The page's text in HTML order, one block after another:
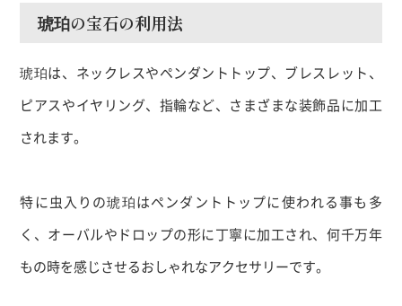
琥珀の宝石の利用法
琥珀は、ネックレスやペンダントトップ、ブレスレット、
ピアスやイヤリング、指輪など、さまざまな装飾品に加工
されます。
特に虫入りの琥珀はペンダントトップに使われる事も多
く、オーバルやドロップの形に丁寧に加工され、何千万年
もの時を感じさせるおしゃれなアクセサリーです。